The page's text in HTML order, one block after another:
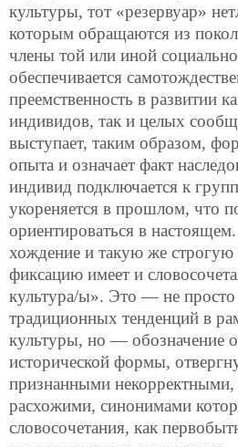
культуры, тот «резервуар»
которым обращаются из
члены той или иной
обеспечивается
преемственность в развитии
индивидов, так и целых
выступает, таким образом,
опыта и означает факт
индивид подключается к
укореняется в прошлом, что
ориентироваться в
хождение и такую же
фиксацию имеет и
культура/ы». Это — не просто
традиционных тенденций в
культуры, но — обозначение
исторической формы,
признанными некорректными,
расхожими, синонимами
словосочетания, как